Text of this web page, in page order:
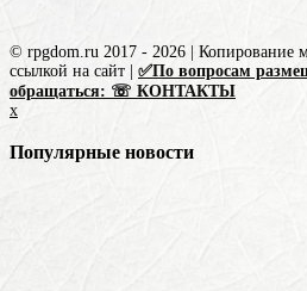
© rpgdom.ru 2017 - 2026 | Копирование
ссылкой на сайт | ✅По вопросам
обращаться: ☏ КОНТАКТЫ
x
Популярные новости